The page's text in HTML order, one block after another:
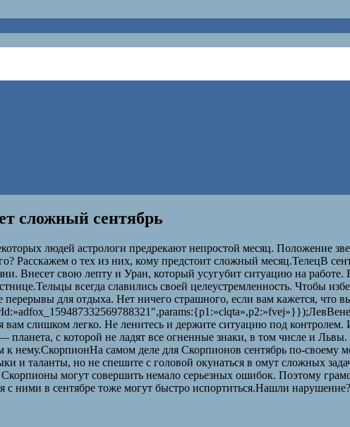
сложный сентябрь
людей астрологи предрекают непростой месяц. Положение
Расскажем о тех из них, кому предстоит сложный месяц.ТелецВ
Внесет свою лепту и Уран, который усугубит ситуацию на
всегда славились своей целеустремленность. Чтобы
перерывы для отдыха. Нет ничего страшного, если вам кажется, что
вам слишком легко. Не ленитесь и держите ситуацию под контролем.
с которой не ладят все огненные знаки, в том числе и
нему.СкорпионНа самом деле для Скорпионов сентябрь по-своему
и таланты, но не спешите с головой окунаться в омут сложных
могут совершить немало серьезных ошибок. Поэтому
ними в сентябре тоже могут быстро испортиться.Нашли